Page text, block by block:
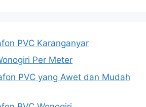
PVC Karanganyar
Per Meter
PVC yang Awet dan Mudah